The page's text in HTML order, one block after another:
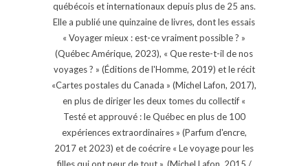
québécois et internationaux depuis plus de 25 ans.
Elle a publié une quinzaine de livres, dont les essais
« Voyager mieux : est-ce vraiment possible ? »
(Québec Amérique, 2023), « Que reste-t-il de nos
voyages ? » (Éditions de l'Homme, 2019) et le récit
«Cartes postales du Canada » (Michel Lafon, 2017),
en plus de diriger les deux tomes du collectif «
Testé et approuvé : le Québec en plus de 100
expériences extraordinaires » (Parfum d'encre,
2017 et 2023) et de coécrire « Le voyage pour les